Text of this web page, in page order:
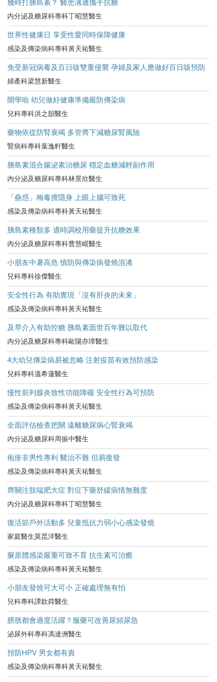
幾時打胰島素？ 醫患溝通攜手抗糖
内分泌及糖尿科專科丁昭慧醫生
世界性健康日 享受性愛同時保障健康
感染及傳染病科專科黃天祐醫生
免受新冠病毒及百日咳雙重侵襲 孕婦及家人應做好百日咳預防
婦產科梁慧新醫生
開學啦 幼兒做好健康準備嚴防傳染病
兒科專科洪之韻醫生
藥物依從防腎衰竭 多管齊下減糖尿腎風險
腎病科專科葉逸軒醫生
胰島素混合腸泌素治糖尿 穩定血糖減輕副作用
內分泌及糖尿科專科林景欣醫生
「蠱惑」梅毒擅隱身 上眼上腦可致死
感染及傳染病科專科黃天祐醫生
胰島素種類多 適時調校用藥提升抗糖效果
內分泌及糖尿科專科曹慧崐醫生
小朋友中暑高危​ 慎防與傳染病發燒混淆
兒科專科徐傑醫生
安全性行為 有助實現「沒有肝炎的未來」
感染及傳染病科專科黃天祐醫生
及早介入有助控糖 胰島素面世百年難以取代
內分泌及糖尿科專科歐陽亦璋醫生
4大幼兒傳染病易被忽略 注射疫苗有效預防感染
兒科專科溫希蓮醫生
慢性前列腺炎致性功能障礙 安全性行為可預防
感染及傳染病科專科黃天祐醫生
全面評估檢查把關 遠離糖尿病心腎衰竭
內分泌及糖尿科周振中醫生
疱疹非男性專利 醫治不難 但易復發
感染及傳染病科專科黃天祐醫生
齊關注肢端肥大症 對症下藥舒緩病情無難度
內分泌及糖尿科專科丁昭慧醫生
復活節戶外活動多 兒童抵抗力弱小心感染發燒
家庭醫生莫昆洋醫生
脲原體感染嚴重可致不育 抗生素可治癒
感染及傳染病科專科黃天祐醫生
小朋友發燒可大可小 正確處理無有怕
兒科專科譚欽粦醫生
膀胱都會過度活躍？服藥可改善尿頻尿急
泌尿外科專科馮達洲醫生
預防HPV 男女都有責
感染及傳染病科專科黃天祐醫生